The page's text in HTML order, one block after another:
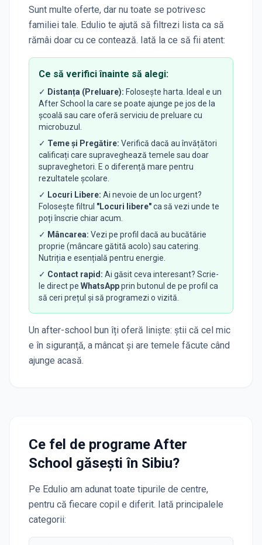
Sunt multe oferte, dar nu toate se potrivesc
familiei tale. Edulio te ajută să filtrezi lista ca să
rămâi doar cu ce contează. Iată la ce să fii atent:
Ce să verifici înainte să alegi:
✓ Distanța (Preluare): Folosește harta. Ideal e un
After School la care se poate ajunge pe jos de la
școală sau care oferă serviciu de preluare cu
microbuzul.
✓ Teme și Pregătire: Verifică dacă au învățători
calificați care supraveghează temele sau doar
supraveghetori. E o diferență mare pentru
rezultatele școlare.
✓ Locuri Libere: Ai nevoie de un loc urgent?
Folosește filtrul "Locuri libere"ca să vezi unde te
poți înscrie chiar acum.
✓ Mâncarea: Vezi pe profil dacă au bucătărie
proprie (mâncare gătită acolo) sau catering.
Nutriția e esențială pentru energie.
✓ Contact rapid: Ai găsit ceva interesant? Scrie-
le direct pe WhatsAppprin butonul de pe profil ca
să ceri prețul și să programezi o vizită.
Un after-school bun îți oferă liniște: știi că cel mic
e în siguranță, a mâncat și are temele făcute când
ajunge acasă.
Ce fel de programe After
School găsești în Sibiu?
Pe Edulio am adunat toate tipurile de centre,
pentru că fiecare copil e diferit. Iată principalele
categorii: